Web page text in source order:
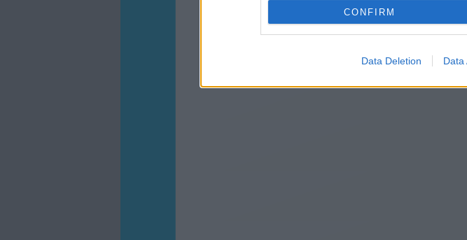
CONFIRM
Data Deletion Data